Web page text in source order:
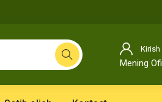
Kirish
Mening